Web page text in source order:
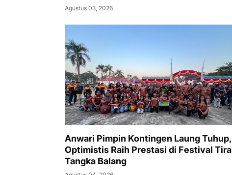
Agustus 03, 2026
Anwari Pimpin Kontingen Laung Tuhup,
Optimistis Raih Prestasi di Festival Tira
Tangka Balang